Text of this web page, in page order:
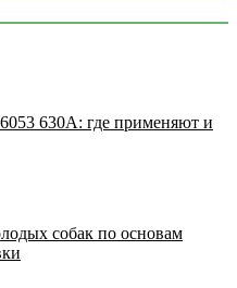
630А: где применяют и
собак по основам